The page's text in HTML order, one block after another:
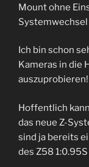
Mount ohne
Ich bin schon
Kameras in die
auszuprobieren!
Hoffentlich
das neue Z-
sind ja bereits
des Z58